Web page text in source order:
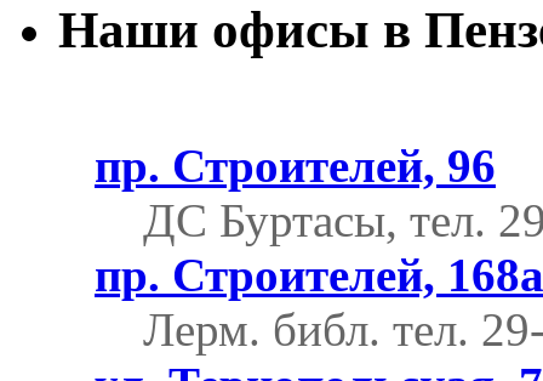
Наши офисы в
пр. Строителей, 96
ДС Буртасы, тел.
пр. Строителей, 168а
Лерм. библ. тел.